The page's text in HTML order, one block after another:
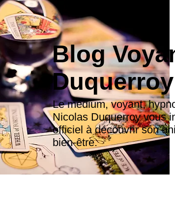
Blog
Duquerroy
Le médium, voyant,
Nicolas Duquerroy vous
officiel à découvrir son
bien-être.